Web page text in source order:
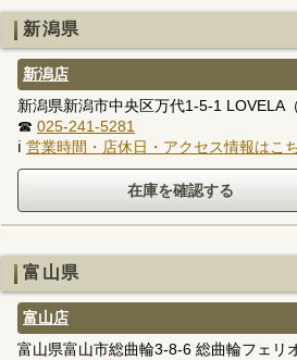
新潟県
新潟店
新潟県新潟市中央区万代1-5-1 LOVELA
☎ 025-241-5281
ℹ 営業時間・店休日・アクセス情報はこ
富山県
富山店
富山県富山市総曲輪3-8-6 総曲輪フェリ